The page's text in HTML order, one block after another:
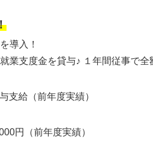
導入！
業支度金を貸与♪ １年間従事で全
支給（前年度実績）
円（前年度実績）